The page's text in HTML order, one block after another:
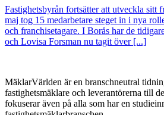
Fastighetsbyrån fortsätter att utveckla sitt
maj tog 15 medarbetare steget in i nya
och franchisetagare. I Borås har de
och Lovisa Forsman nu tagit över [...]
MäklarVärlden är en branschneutral
fastighetsmäklare och leverantörerna till
fokuserar även på alla som har en